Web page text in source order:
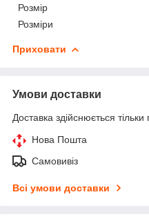
Розмір
Розміри
Приховати
Умови доставки
Доставка здійснюється тільки
Нова Пошта
Самовивіз
Всі умови доставки